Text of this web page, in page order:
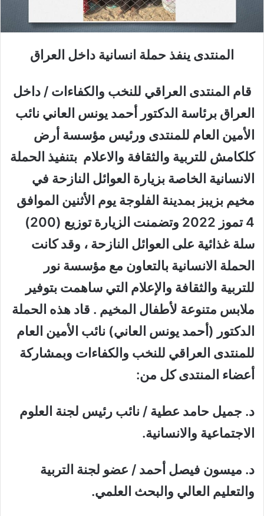
المنتدى ينفذ حملة انسانية داخل العراق
قام المنتدى العراقي للنخب والكفاءات / داخل
العراق برئاسة الدكتور أحمد يونس العاني نائب
الأمين العام للمنتدى ورئيس مؤسسة أرض
كلكامش للتربية والثقافة والاعلام بتنفيذ الحملة
الانسانية الخاصة بزيارة العوائل النازحة في
مخيم بزيبز بمدينة الفلوجة يوم الأثنين الموافق
4 تموز 2022 وتضمنت الزيارة توزيع (200)
سلة غذائية على العوائل النازحة ، وقد كانت
الحملة الانسانية بالتعاون مع مؤسسة نور
للتربية والثقافة والإعلام التي ساهمت بتوفير
ملابس متنوعة لأطفال المخيم . قاد هذه الحملة
الدكتور (أحمد يونس العاني) نائب الأمين العام
للمنتدى العراقي للنخب والكفاءات وبمشاركة
أعضاء المنتدى كل من:
د. جميل حامد عطية / نائب رئيس لجنة العلوم
الاجتماعية والانسانية.
د. ميسون فيصل أحمد / عضو لجنة التربية
والتعليم العالي والبحث العلمي.